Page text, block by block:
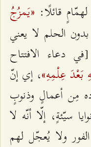
قائلًا: «يَمزُجُ
الحلم لا يعني
دعاء الافتتاح
بَعْدَ عِلْمِهِ»، إي إنّ
مِن أعمالٍ وذنوبٍ
سيّئةٍ، إلّا أنّه لا
ولا يُعجّل لهم